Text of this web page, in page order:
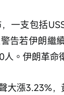
一支包括
告若伊朗繼
。伊朗革命
大漲3.23%，